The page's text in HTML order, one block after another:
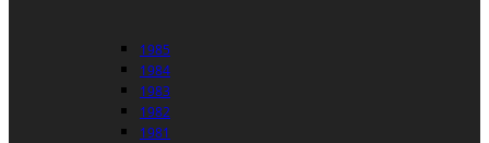
1985
1984
1983
1982
1981